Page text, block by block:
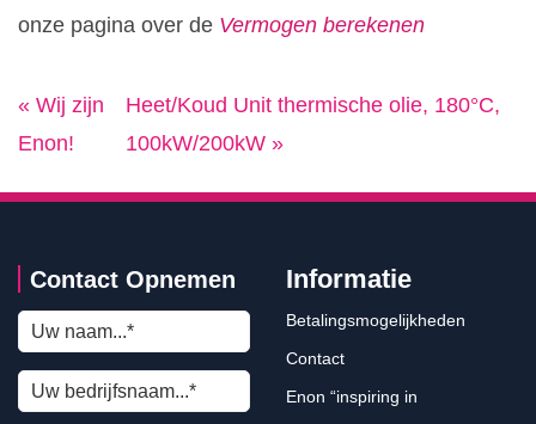
onze pagina over de Vermogen berekenen
« Wij zijn
Enon!
Heet/Koud Unit thermische olie, 180°C,
100kW/200kW »
Contact Opnemen Informatie
Betalingsmogelijkheden
Contact
Enon “inspiring in